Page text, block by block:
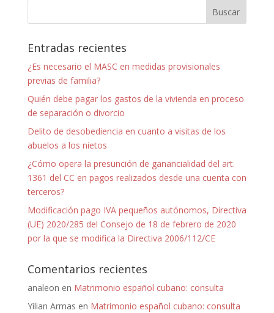
Entradas recientes
¿Es necesario el MASC en medidas provisionales
previas de familia?
Quién debe pagar los gastos de la vivienda en proceso
de separación o divorcio
Delito de desobediencia en cuanto a visitas de los
abuelos a los nietos
¿Cómo opera la presunción de ganancialidad del art.
1361 del CC en pagos realizados desde una cuenta con
terceros?
Modificación pago IVA pequeños autónomos, Directiva
(UE) 2020/285 del Consejo de 18 de febrero de 2020
por la que se modifica la Directiva 2006/112/CE
Comentarios recientes
analeon en Matrimonio español cubano: consulta
Yilian Armas en Matrimonio español cubano: consulta